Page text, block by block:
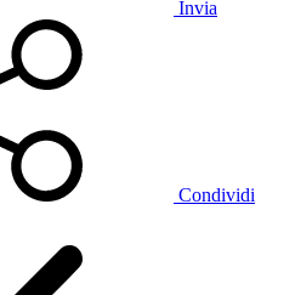
Invia
Condividi